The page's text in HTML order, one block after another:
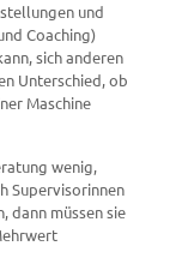
und
Coaching)
sich anderen
Unterschied, ob
Maschine
wenig,
Supervisorinnen
dann müssen sie